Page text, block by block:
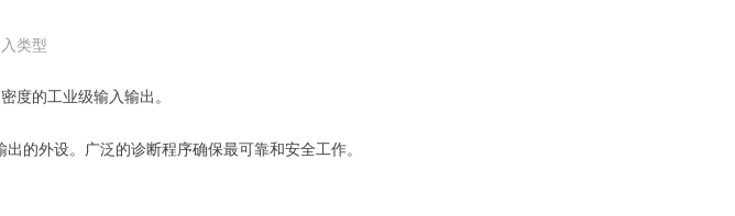
类型
度的工业级输入输出。
的外设。广泛的诊断程序确保最可靠和安全工作。